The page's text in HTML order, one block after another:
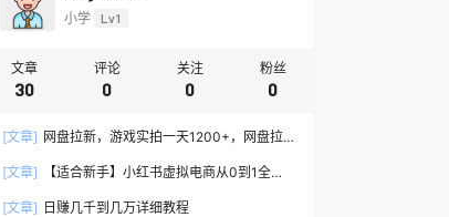
小学 Lv1
文章
30
评论
0
关注
0
粉丝
0
[文章] 网盘拉新，游戏实拍一天1200+，网盘拉
[文章]
【适合新手】小红书虚拟电商从0到1全流
[文章] 日赚几千到几万详细教程